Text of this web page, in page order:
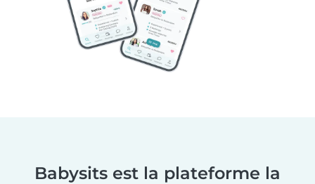
Babysits est la plateforme la